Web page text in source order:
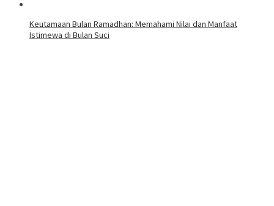
Keutamaan Bulan Ramadhan: Memahami Nilai dan Manfaat
Istimewa di Bulan Suci